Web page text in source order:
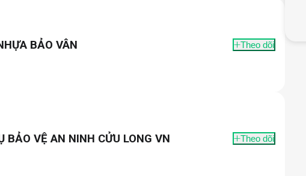
BẢO VÂN Theo dõi
BẢO VỆ AN NINH CỬU LONG VN Theo dõi